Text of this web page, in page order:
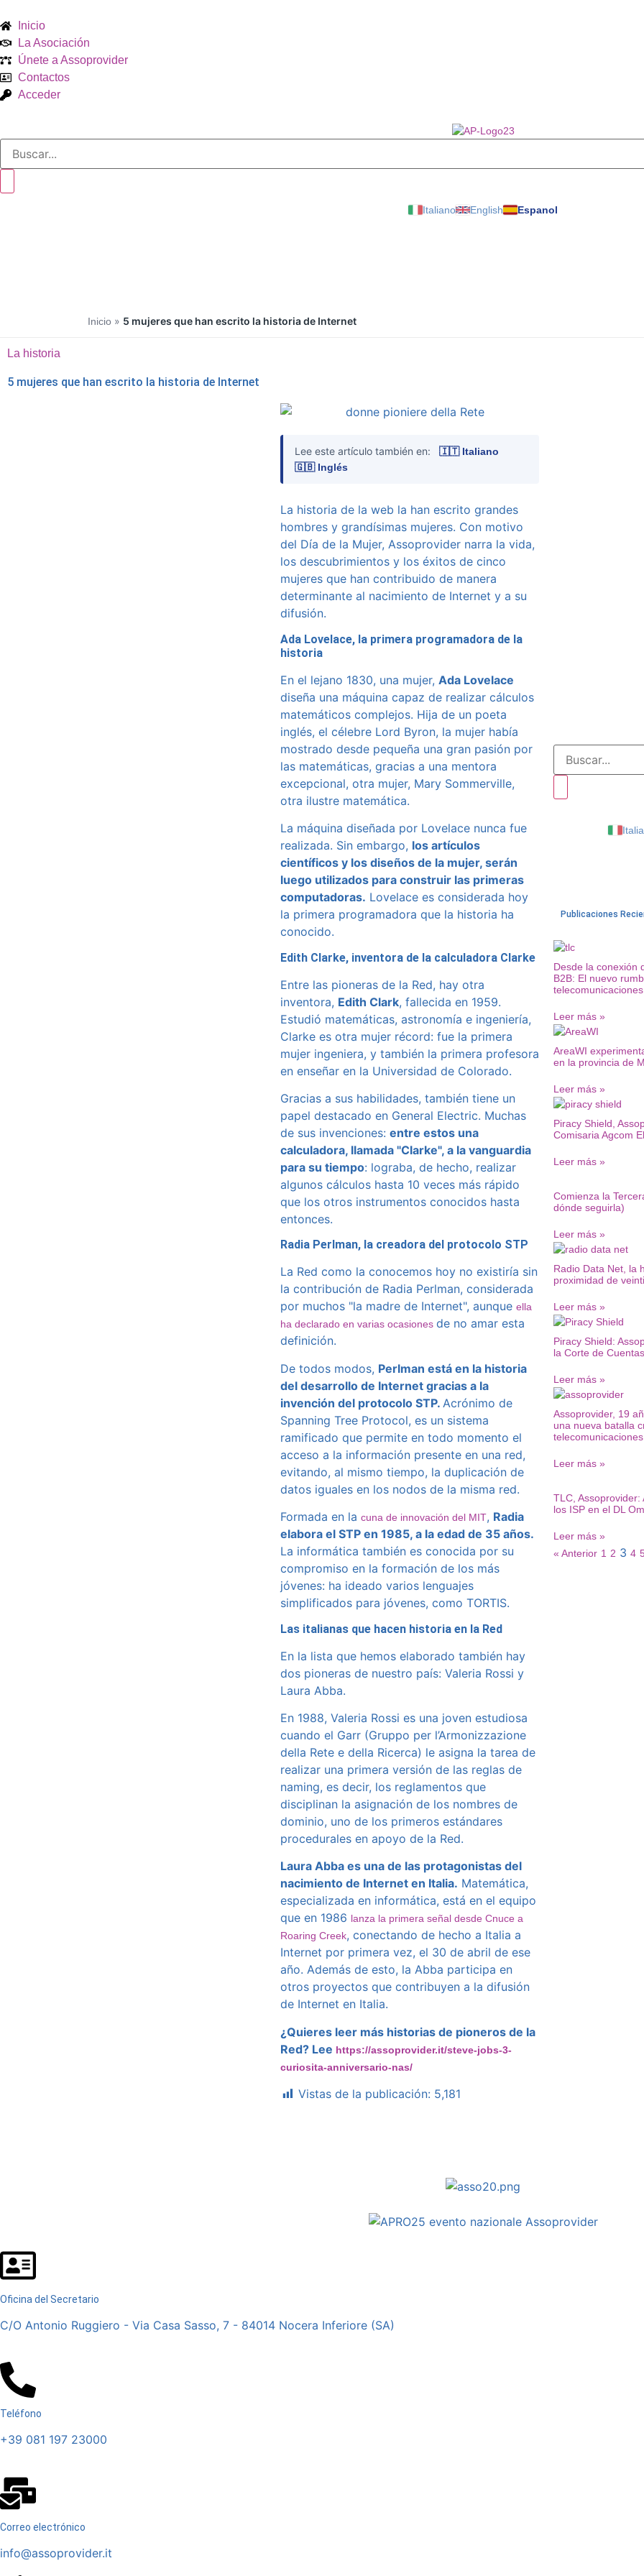
Inicio
La Asociación
Únete a Assoprovider
Contactos
Acceder
Italiano English Espanol
Inicio » 5 mujeres que han escrito la historia de Internet
La historia
5 mujeres que han escrito la historia de Internet
Lee este artículo también en:
🇮🇹 Italiano
🇬🇧 Inglés
La historia de la web la han escrito grandes
hombres y grandísimas mujeres. Con motivo
del Día de la Mujer, Assoprovider narra la vida,
los descubrimientos y los éxitos de cinco
mujeres que han contribuido de manera
determinante al nacimiento de Internet y a su
difusión.
Ada Lovelace, la primera programadora de la
historia
En el lejano 1830, una mujer, Ada Lovelace
diseña una máquina capaz de realizar cálculos
matemáticos complejos. Hija de un poeta
inglés, el célebre Lord Byron, la mujer había
mostrado desde pequeña una gran pasión por
las matemáticas, gracias a una mentora
excepcional, otra mujer, Mary Sommerville,
otra ilustre matemática.
La máquina diseñada por Lovelace nunca fue
realizada. Sin embargo, los artículos
científicos y los diseños de la mujer, serán
luego utilizados para construir las primeras
computadoras. Lovelace es considerada hoy
la primera programadora que la historia ha
conocido.
Edith Clarke, inventora de la calculadora Clarke
Entre las pioneras de la Red, hay otra
inventora, Edith Clark, fallecida en 1959.
Estudió matemáticas, astronomía e ingeniería,
Clarke es otra mujer récord: fue la primera
mujer ingeniera, y también la primera profesora
en enseñar en la Universidad de Colorado.
Gracias a sus habilidades, también tiene un
papel destacado en General Electric. Muchas
de sus invenciones: entre estos una
calculadora, llamada "Clarke", a la vanguardia
para su tiempo: lograba, de hecho, realizar
algunos cálculos hasta 10 veces más rápido
que los otros instrumentos conocidos hasta
entonces.
Radia Perlman, la creadora del protocolo STP
La Red como la conocemos hoy no existiría sin
la contribución de Radia Perlman, considerada
por muchos "la madre de Internet", aunque ella
ha declarado en varias ocasiones de no amar esta
definición.
De todos modos, Perlman está en la historia
del desarrollo de Internet gracias a la
invención del protocolo STP. Acrónimo de
Spanning Tree Protocol, es un sistema
ramificado que permite en todo momento el
acceso a la información presente en una red,
evitando, al mismo tiempo, la duplicación de
datos iguales en los nodos de la misma red.
Formada en la cuna de innovación del MIT, Radia
elabora el STP en 1985, a la edad de 35 años.
La informática también es conocida por su
compromiso en la formación de los más
jóvenes: ha ideado varios lenguajes
simplificados para jóvenes, como TORTIS.
Las italianas que hacen historia en la Red
En la lista que hemos elaborado también hay
dos pioneras de nuestro país: Valeria Rossi y
Laura Abba.
En 1988, Valeria Rossi es una joven estudiosa
cuando el Garr (Gruppo per l’Armonizzazione
della Rete e della Ricerca) le asigna la tarea de
realizar una primera versión de las reglas de
naming, es decir, los reglamentos que
disciplinan la asignación de los nombres de
dominio, uno de los primeros estándares
procedurales en apoyo de la Red.
Laura Abba es una de las protagonistas del
nacimiento de Internet en Italia. Matemática,
especializada en informática, está en el equipo
que en 1986 lanza la primera señal desde Cnuce a
Roaring Creek, conectando de hecho a Italia a
Internet por primera vez, el 30 de abril de ese
año. Además de esto, la Abba participa en
otros proyectos que contribuyen a la difusión
de Internet en Italia.
¿Quieres leer más historias de pioneros de la
Red? Lee https://assoprovider.it/steve-jobs-3-
curiosita-anniversario-nas/
Vistas de la publicación: 5,181
Publicaciones
Desde la conexión
B2B: El nuevo
telecomunicaciones
Leer más »
AreaWI
en la provincia de
Leer más »
Piracy Shield,
Comisaria Agcom
Leer más »
Comienza la
dónde seguirla)
Leer más »
Radio Data Net, la
proximidad de
Leer más »
Piracy Shield:
la Corte de
Leer más »
Assoprovider, 19
una nueva batalla
telecomunicaciones
Leer más »
TLC,
los ISP en el DL
Leer más »
« Anterior 1 2 3 4
Oficina del Secretario
C/O Antonio Ruggiero - Via Casa Sasso, 7 - 84014 Nocera Inferiore (SA)
Teléfono
+39 081 197 23000
Correo electrónico
info@assoprovider.it